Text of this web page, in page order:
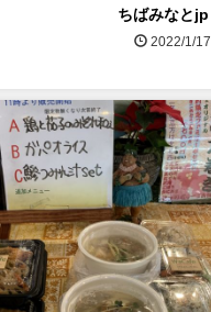
ちばみなとjp
2022/1/17